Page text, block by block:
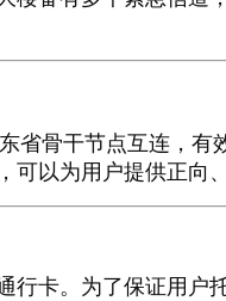
骨干节点互连，有
以为用户提供正向
卡。为了保证用户